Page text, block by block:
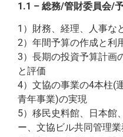
1.1 – 総務/管財委員会/
1）財務、経理、人事な
2）年間予算の作成と利
3）長期の投資予算計画
と評価
4）文協の事業の4本柱(
青年事業)の実現
5）移民史料館、日本館
ー、文協ビル共同管理